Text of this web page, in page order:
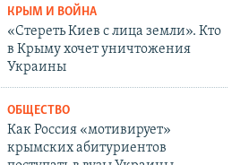
КРЫМ И ВОЙНА
«Стереть Киев с лица земли». Кто
в Крыму хочет уничтожения
Украины
ОБЩЕСТВО
Как Россия «мотивирует»
крымских абитуриентов